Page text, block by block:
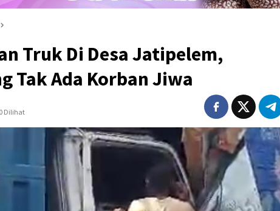
Truk Di Desa Jatipelem,
Tak Ada Korban Jiwa
Dilihat